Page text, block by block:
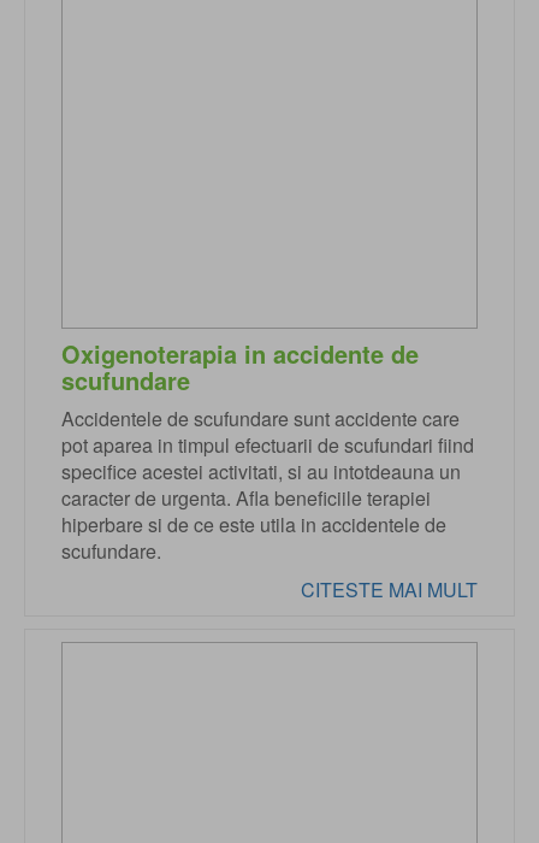
Oxigenoterapia in accidente de
scufundare
Accidentele de scufundare sunt accidente care
pot aparea in timpul efectuarii de scufundari fiind
specifice acestei activitati, si au intotdeauna un
caracter de urgenta. Afla beneficiile terapiei
hiperbare si de ce este utila in accidentele de
scufundare.
CITESTE MAI MULT